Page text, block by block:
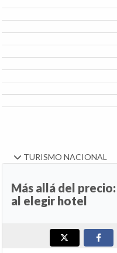
TURISMO NACIONAL
Más allá del
al elegir hotel